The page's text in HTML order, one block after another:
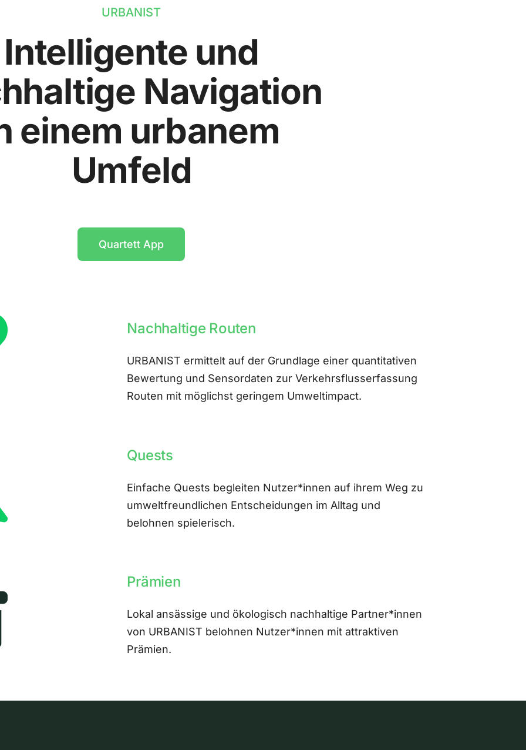
URBANIST
Intelligente und
Navigation
einem urbanem
Umfeld
Quartett App
Nachhaltige Routen
URBANIST ermittelt auf der Grundlage einer quantitativen
Bewertung und Sensordaten zur Verkehrsflusserfassung
Routen mit möglichst geringem Umweltimpact.
Quests
Einfache Quests begleiten Nutzer*innen auf ihrem Weg zu
umweltfreundlichen Entscheidungen im Alltag und
belohnen spielerisch.
Prämien
Lokal ansässige und ökologisch nachhaltige Partner*innen
von URBANIST belohnen Nutzer*innen mit attraktiven
Prämien.